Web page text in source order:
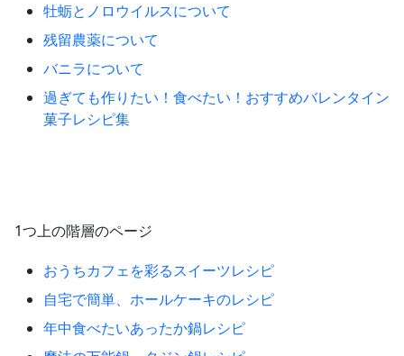
牡蛎とノロウイルスについて
残留農薬について
バニラについて
過ぎても作りたい！食べたい！おすすめバレンタイン
菓子レシピ集
1つ上の階層のページ
おうちカフェを彩るスイーツレシピ
自宅で簡単、ホールケーキのレシピ
年中食べたいあったか鍋レシピ